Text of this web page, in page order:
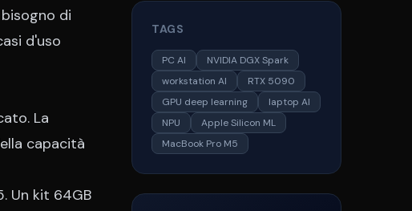
di
d'uso
La
capacità
Un kit 64GB
TAGS
PC AI
NVIDIA DGX Spark
workstation AI
RTX 5090
GPU deep learning
laptop AI
NPU
Apple Silicon ML
MacBook Pro M5